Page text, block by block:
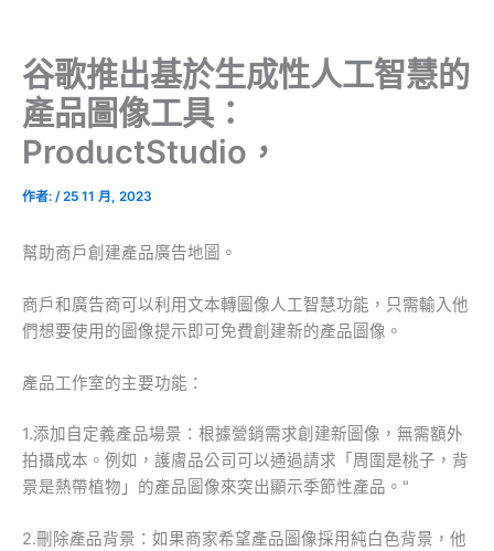
谷歌推出基於生成性人工智慧的
產品圖像工具：
ProductStudio，
作者: /25 11 月, 2023
幫助商戶創建產品廣告地圖。
商戶和廣告商可以利用文本轉圖像人工智慧功能，只需輸入他
們想要使用的圖像提示即可免費創建新的產品圖像。
產品工作室的主要功能：
1.添加自定義產品場景：根據營銷需求創建新圖像，無需額外
拍攝成本。例如，護膚品公司可以通過請求「周圍是桃子，背
景是熱帶植物」的產品圖像來突出顯示季節性產品。"
2.刪除產品背景：如果商家希望產品圖像採用純白色背景，他